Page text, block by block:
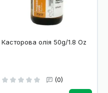
Касторова олія 50g/1.8 Oz
(0)